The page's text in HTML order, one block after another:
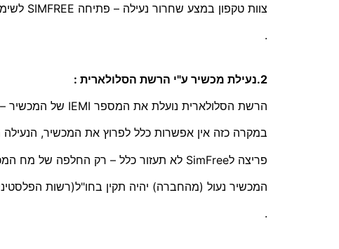
צוות טקפון במצע שחרור נעילה – פתיחה SIMFREE לשימוש בכל הרשתות.
.
2.נעילת מכשיר ע"י הרשת הסלולארית :
הרשת הסלולארית נועלת את המספר IEMI של המכשיר – במקרים של דווח של אובדן או מכשיר גנוב… ועוד
במקרה כזה אין אפשרות כלל לפרוץ את המכשיר,
פריצה לSimFree לא תעזור כלל – רק החלפה של מח המכשיר הפריצה תצליח .
המכשיר נעול (מהחברה) יהיה תקין בחו"ל(רשות
.